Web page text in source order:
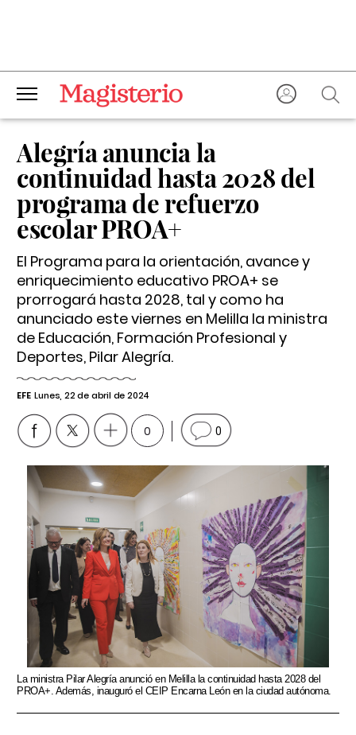
Alegría anuncia la
continuidad hasta 2028 del
programa de refuerzo
escolar PROA+
El Programa para la orientación, avance y
enriquecimiento educativo PROA+ se
prorrogará hasta 2028, tal y como ha
anunciado este viernes en Melilla la ministra
de Educación, Formación Profesional y
Deportes, Pilar Alegría.
EFE Lunes, 22 de abril de 2024
0 0
La ministra Pilar Alegría anunció en Melilla la continuidad hasta 2028 del
PROA+. Además, inauguró el CEIP Encarna León en la ciudad autónoma.